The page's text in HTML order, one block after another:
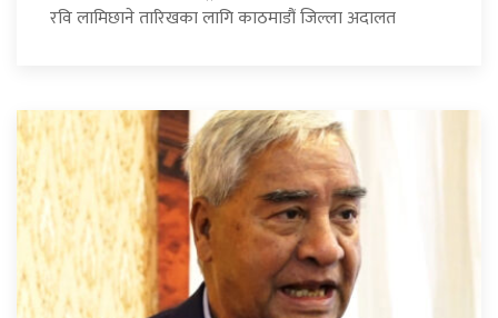
रवि लामिछाने तारिखका लागि काठमाडौं जिल्ला अदालत